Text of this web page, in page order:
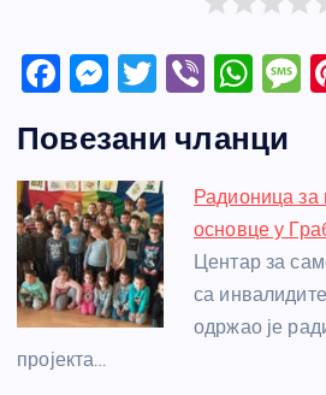
F
c
e
b
o
o
k
M
ss
e
n
g
er
T
itt
er
Vi
er
W
at
s
A
p
p
a
g
e
Повезани чланци
Радионица
основце у
Центар за
са
одржао је
пројекта…